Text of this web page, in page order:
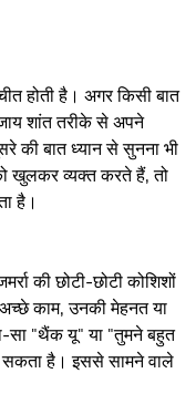
होती है। अगर किसी बात
शांत तरीके से अपने
की बात ध्यान से सुनना भी
खुलकर व्यक्त करते हैं, तो
है।
की छोटी-छोटी कोशिशों
अच्छे काम, उनकी मेहनत या
सा "थैंक यू" या "तुमने बहुत
सकता है। इससे सामने वाले